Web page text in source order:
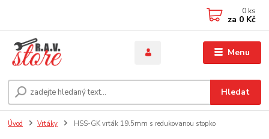
Menu
Hledat
0 ks
za 0 Kč
Úvod Vrtáky HSS-GK vrták 19.5mm s redukovanou stopko